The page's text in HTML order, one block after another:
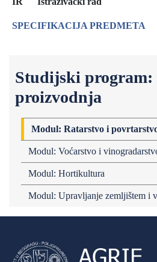
Studijski
proizvodnja
Modul: Ratarstvo i
Modul: Voćarstvo i
Modul: Hortikultura
Modul: Upravljanje zemljištem i
SPECIFIKACIJA PREDMETA